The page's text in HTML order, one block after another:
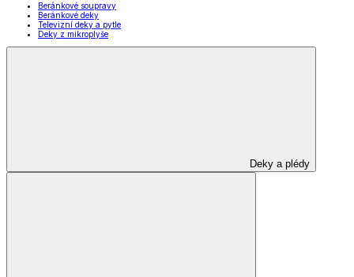
Beránkové soupravy
Beránkové deky
Televizní deky a pytle
Deky z mikroplyše
Deky a plédy